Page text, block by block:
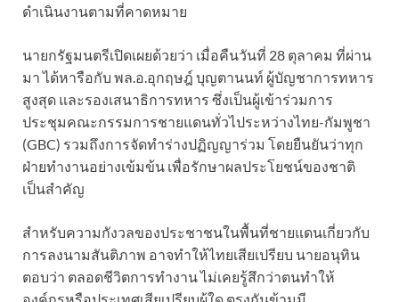
ดำเนินงานตามที่คาดหมาย
นายกรัฐมนตรีเปิดเผยด้วยว่า เมื่อคืนวันที่ 28 ตุลาคม ที่ผ่าน
มา ได้หารือกับ พล.อ.อุกฤษฎ์ บุญตานนท์ ผู้บัญชาการทหาร
สูงสุด และรองเสนาธิการทหาร ซึ่งเป็นผู้เข้าร่วมการ
ประชุมคณะกรรมการชายแดนทั่วไประหว่างไทย-กัมพูชา
(GBC) รวมถึงการจัดทำร่างปฏิญญาร่วม โดยยืนยันว่าทุก
ฝ่ายทำงานอย่างเข้มข้น เพื่อรักษาผลประโยชน์ของชาติ
เป็นสำคัญ
สำหรับความกังวลของประชาชนในพื้นที่ชายแดนเกี่ยวกับ
การลงนามสันติภาพ อาจทำให้ไทยเสียเปรียบ นายอนุทิน
ตอบว่า ตลอดชีวิตการทำงาน ไม่เคยรู้สึกว่าตนทำให้